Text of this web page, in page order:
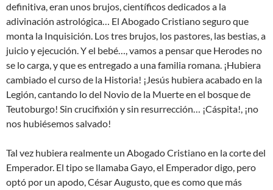
definitiva, eran unos brujos, científicos dedicados a la
adivinación astrológica… El Abogado Cristiano seguro que
monta la Inquisición. Los tres brujos, los pastores, las bestias, a
juicio y ejecución. Y el bebé…, vamos a pensar que Herodes no
se lo carga, y que es entregado a una familia romana. ¡Hubiera
cambiado el curso de la Historia! ¡Jesús hubiera acabado en la
Legión, cantando lo del Novio de la Muerte en el bosque de
Teutoburgo! Sin crucifixión y sin resurrección… ¡Cáspita!, ¡no
nos hubiésemos salvado!
Tal vez hubiera realmente un Abogado Cristiano en la corte del
Emperador. El tipo se llamaba Gayo, el Emperador digo, pero
optó por un apodo, César Augusto, que es como que más